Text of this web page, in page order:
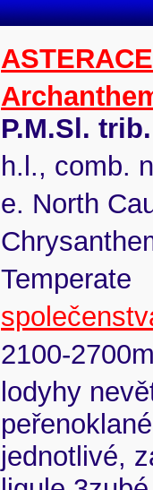
P.M.Sl.
h.l., comb.
e. North
Temperate
2100-
lodyhy
jednotlivé,